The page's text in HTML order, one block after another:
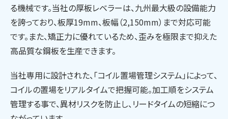
る機械です。当社の厚板レベラーは、九州最大級の設備能力
を誇っており、板厚19mm、板幅（2,150mm）まで対応可能
です。また、矯正力に優れているため、歪みを極限まで抑えた
高品質な鋼板を生産できます。
当社専用に設計された、「コイル置場管理システム」によって、
コイルの置場をリアルタイムで把握可能。加工順をシステム
管理する事で、異材リスクを防止し、リードタイムの短縮につ